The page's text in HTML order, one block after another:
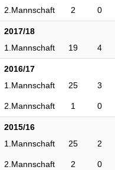
2.Mannschaft 2 0
2017/18
1.Mannschaft
19 4
2016/17
1.Mannschaft
25 3
2.Mannschaft 1 0
2015/16
1.Mannschaft
25 2
2.Mannschaft 2 0